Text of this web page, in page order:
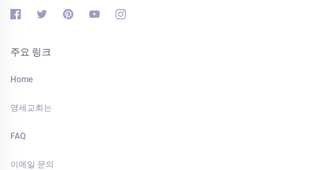
주요 링크
Home
영세교회는
FAQ
이메일 문의